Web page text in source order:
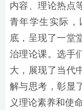
内容、理论热点
青年学生实际
底，呈现了一堂
治理论课。选手
大，展现了当代
解与思考，彰显
义理论素养和使